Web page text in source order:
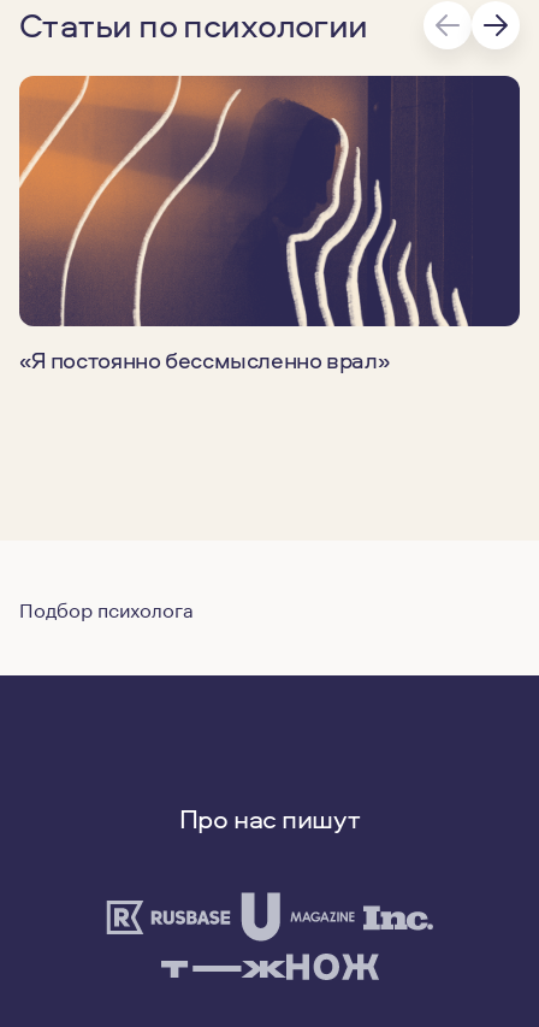
Статьи по психологии
«Я постоянно бессмысленно врал»
Подбор психолога
Про нас пишут